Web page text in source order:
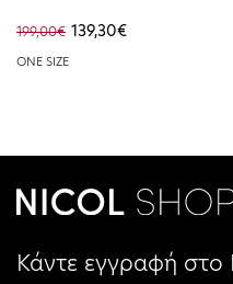
199,00€ 139,30€
ONE SIZE
Κάντε εγγραφή